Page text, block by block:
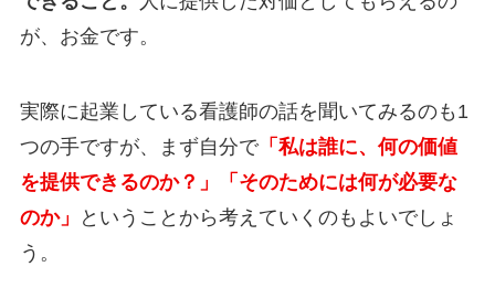
が、お金です。
実際に起業している看護師の話を聞いてみるのも1
つの手ですが、まず自分で「私は誰に、何の価値
を提供できるのか？」「そのためには何が必要な
のか」
ということから考えていくのもよいでしょ
う。